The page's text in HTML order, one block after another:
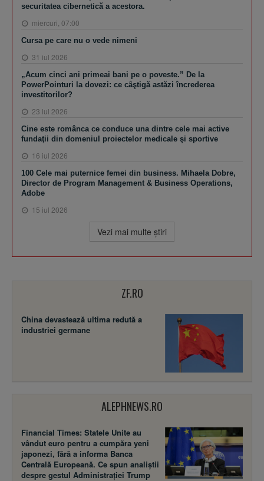
securitatea cibernetică a acestora.
miercuri, 07:00
Cursa pe care nu o vede nimeni
31 iul 2026
„Acum cinci ani primeai bani pe o poveste.” De la
PowerPointuri la dovezi: ce câştigă astăzi încrederea
investitorilor?
23 iul 2026
Cine este românca ce conduce una dintre cele mai active
fundaţii din domeniul proiectelor medicale şi sportive
16 iul 2026
100 Cele mai puternice femei din business. Mihaela Dobre,
Director de Program Management & Business Operations,
Adobe
15 iul 2026
Vezi mai multe ştiri
ZF.RO
China devastează ultima redută a
industriei germane
ALEPHNEWS.RO
Financial Times: Statele Unite au
vândut euro pentru a cumpăra yeni
japonezi, fără a informa Banca
Centrală Europeană. Ce spun analiștii
despre gestul Administrației Trump